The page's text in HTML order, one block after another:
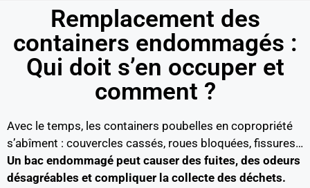
Remplacement des
containers endommagés :
Qui doit s’en occuper et
comment ?
Avec le temps, les containers poubelles en copropriété
s’abîment : couvercles cassés, roues bloquées, fissures…
Un bac endommagé peut causer des fuites, des odeurs
désagréables et compliquer la collecte des déchets.